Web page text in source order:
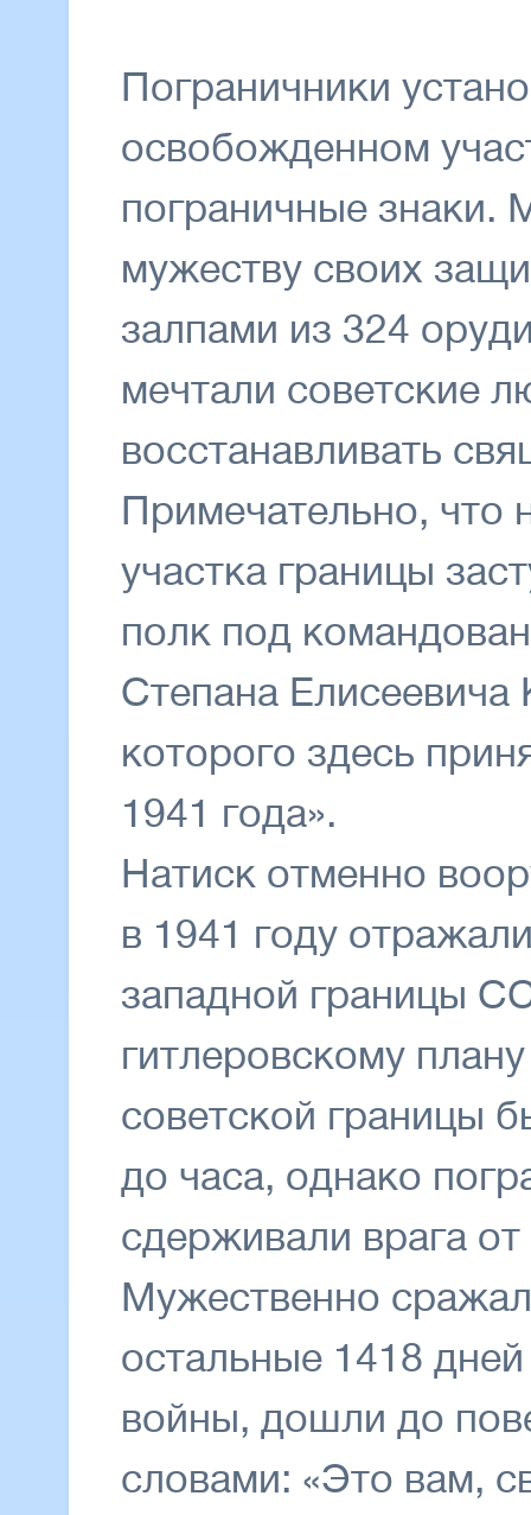
Пограничники
освобожденном
пограничные знаки.
мужеству своих
залпами из 324
мечтали советские
восстанавливать
Примечательно, что
участка границы
полк под
Степана Елисеевича
которого здесь
1941 года».
Натиск отменно
в 1941 году
западной границы
гитлеровскому
советской границы
до часа, однако
сдерживали врага
Мужественно
остальные 1418
войны, дошли до
словами: «Это вам,